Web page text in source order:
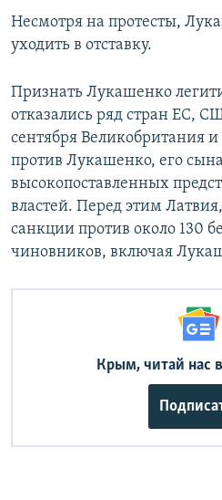
Несмотря на протесты,
уходить в отставку.
Признать Лукашенко
отказались ряд стран ЕС,
сентября Великобритания
против Лукашенко, его
высокопоставленных
властей. Перед этим
санкции против около 130
чиновников, включая
Крым, читай нас